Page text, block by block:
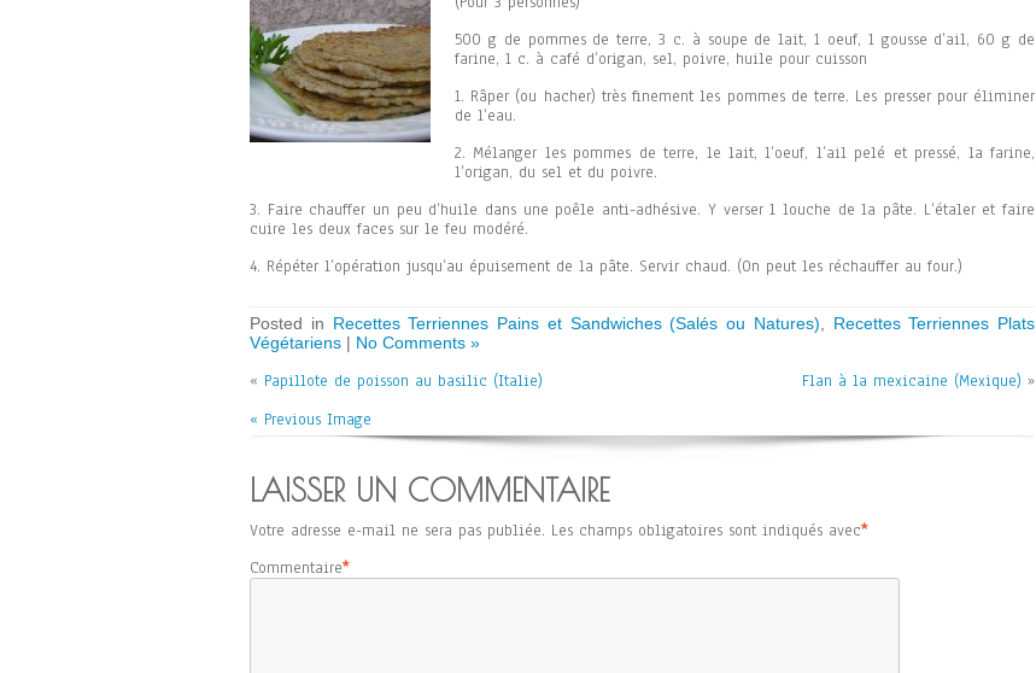
500 g de pommes de terre, 3 c. à soupe de lait, 1 oeuf, 1 gousse d’ail, 60 g de
farine, 1 c. à café d’origan, sel, poivre, huile pour cuisson
1. Râper (ou hacher) très finement les pommes de terre. Les presser pour éliminer
de l’eau.
2. Mélanger les pommes de terre, le lait, l’oeuf, l’ail pelé et pressé, la farine,
l’origan, du sel et du poivre.
3. Faire chauffer un peu d’huile dans une poêle anti-adhésive. Y verser 1 louche de la pâte. L’étaler et faire
cuire les deux faces sur le feu modéré.
4. Répéter l’opération jusqu’au épuisement de la pâte. Servir chaud. (On peut les réchauffer au four.)
Posted in Recettes Terriennes Pains et Sandwiches (Salés ou Natures)
Recettes Terriennes Plats
Végétariens | No Comments »
« Papillote de poisson au basilic (Italie) Flan à la mexicaine (Mexique) »
« Previous Image
LAISSER UN COMMENTAIRE
Votre adresse e-mail ne sera pas publiée. Les champs obligatoires sont indiqués avec*
Commentaire*